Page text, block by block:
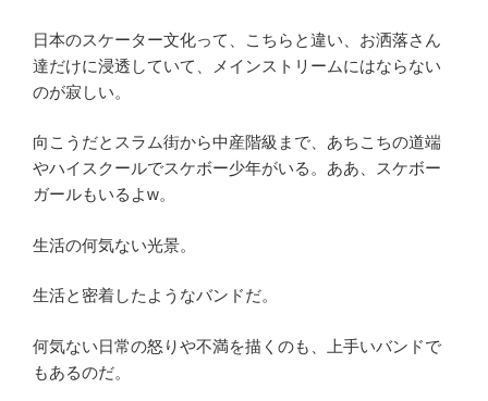
日本のスケーター文化って、こちらと違い、お洒落さん
達だけに浸透していて、メインストリームにはならない
のが寂しい。
向こうだとスラム街から中産階級まで、あちこちの道端
やハイスクールでスケボー少年がいる。ああ、スケボー
ガールもいるよw。
生活の何気ない光景。
生活と密着したようなバンドだ。
何気ない日常の怒りや不満を描くのも、上手いバンドで
もあるのだ。